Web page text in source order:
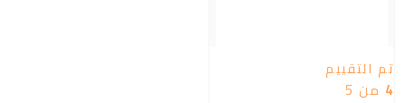
تم التقييم
4 من 5